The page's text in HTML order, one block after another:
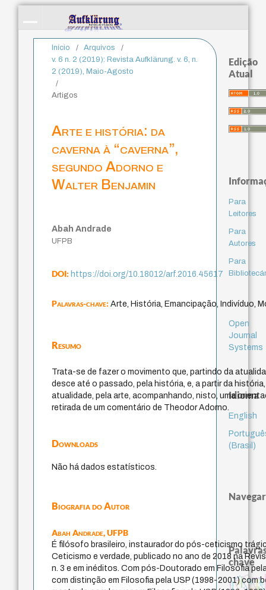
Início / Arquivos
/
v. 6 n. 2 (2019): Revista Aufklärung. v. 6, n.
2 (2019), Maio-Agosto
/
Artigos
Arte e história: da
caverna à “caverna”,
segundo Adorno e
Walter Benjamin
Abah Andrade
UFPB
DOI:https://doi.org/10.18012/arf.2016.45617
Palavras-chave:Arte, História, Emancipação, Indivíduo,
Resumo
Trata-se de fazer o movimento que, partindo da
desce até o passado, pela história, e, a partir da
atualidade, pela arte, acompanhando, nisto, uma
retirada de um comentário de Theodor Adorno.
Downloads
Não há dados estatísticos.
Biografia do Autor
Abah Andrade,UFPB
É filósofo brasileiro, instaurador do pós-ceticismo
Ceticismo e verdade, publicado no ano de 2018 na
n. 3 e em inéditos. Com pós-Doutorado em Filosofia
com distinção em Filosofia pela USP (1998-2001) com
Edição
Atual
Para
Leitores
Para
Autores
Para
Open
Journal
Systems
Idioma
English
(Brasil)
Navegar
chave
fundamentalismo
género
intolerância j.c.m. neto
palavra
leyes
guayaquil
logos
pedagogia lei
philosophy
animais
realidad